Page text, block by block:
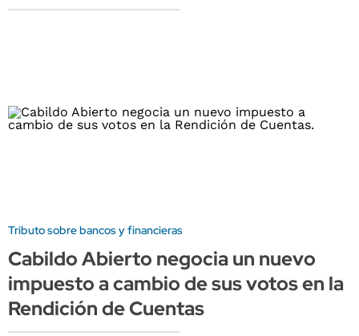
Tributo sobre bancos y financieras
Cabildo Abierto negocia un nuevo
impuesto a cambio de sus votos en la
Rendición de Cuentas